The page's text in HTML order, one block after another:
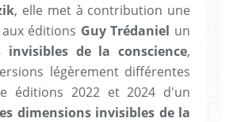
, elle met à contribution une
éditions Guy Trédaniel un
invisibles de la conscience,
légèrement différentes
éditions 2022 et 2024 d'un
dimensions invisibles de la